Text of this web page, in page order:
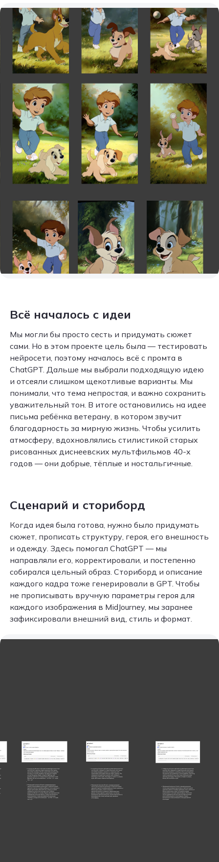
Всё началось с идеи
Мы могли бы просто сесть и придумать сюжет
сами. Но в этом проекте цель была — тестировать
нейросети, поэтому началось всё с промта в
ChatGPT. Дальше мы выбрали подходящую идею
и отсеяли слишком щекотливые варианты. Мы
понимали, что тема непростая, и важно сохранить
уважительный тон. В итоге остановились на идее
письма ребёнка ветерану, в котором звучит
благодарность за мирную жизнь. Чтобы усилить
атмосферу, вдохновлялись стилистикой старых
рисованных диснеевских мультфильмов 40-х
годов — они добрые, тёплые и ностальгичные.
Сценарий и сториборд
Когда идея была готова, нужно было придумать
сюжет, прописать структуру, героя, его внешность
и одежду. Здесь помогал ChatGPT — мы
направляли его, корректировали, и постепенно
собирался цельный образ. Сториборд и описание
каждого кадра тоже генерировали в GPT. Чтобы
не прописывать вручную параметры героя для
каждого изображения в MidJourney, мы заранее
зафиксировали внешний вид, стиль и формат.